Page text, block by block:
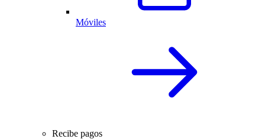
Móviles
Recibe pagos